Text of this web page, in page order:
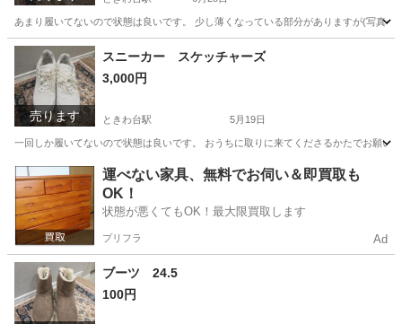
あまり履いてないので状態は良いです。 少し薄くなっている部分がありますが(写真
東京 板橋区 ときわ台駅 靴 リーガル
売ります
スニーカー スケッチャーズ
3,000円
ときわ台駅 5月19日
一回しか履いてないので状態は良いです。 おうちに取りに来てくださるかたでお願
東京 板橋区 ときわ台駅 靴 スケッチャーズ
運べない家具、無料でお伺い＆即買取も
OK！
状態が悪くてもOK！最大限買取します
プリフラ Ad
ブーツ 24.5
100円